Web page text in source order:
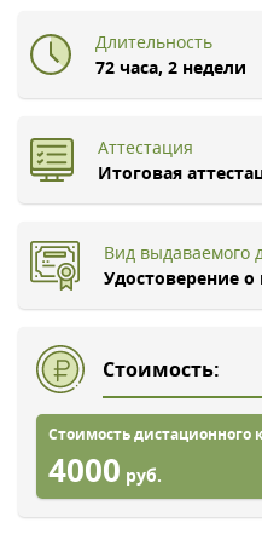
Длительность
72 часа, 2 недели
Аттестация
Итоговая
Вид выдаваемого
Удостоверение
Стоимость:
Стоимость дистационного
4000 руб.